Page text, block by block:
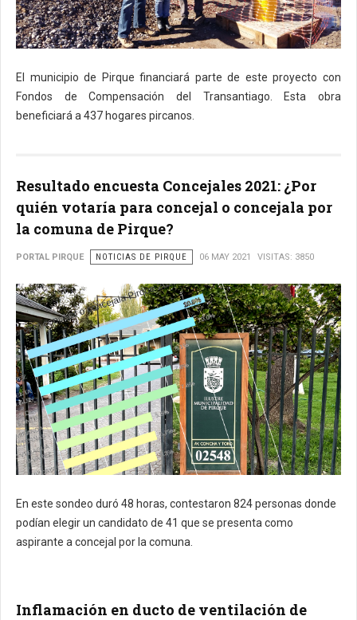
El municipio de Pirque financiará parte de este proyecto con
Fondos de Compensación del Transantiago. Esta obra
beneficiará a 437 hogares pircanos.
Resultado encuesta Concejales 2021: ¿Por
quién votaría para concejal o concejala por
la comuna de Pirque?
PORTAL PIRQUE NOTICIAS DE PIRQUE 06 MAY 2021 VISITAS: 3850
En este sondeo duró 48 horas, contestaron 824 personas donde
podían elegir un candidato de 41 que se presenta como
aspirante a concejal por la comuna.
Inflamación en ducto de ventilación de